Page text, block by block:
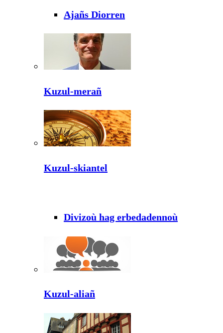
Ajañs Diorren
Kuzul-merañ
Kuzul-skiantel
Divizoù hag erbedadennoù
Kuzul-aliañ